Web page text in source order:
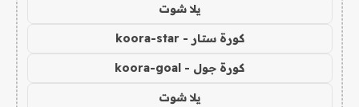
يلا شوت
كورة ستار - koora-star
كورة جول - koora-goal
يلا شوت